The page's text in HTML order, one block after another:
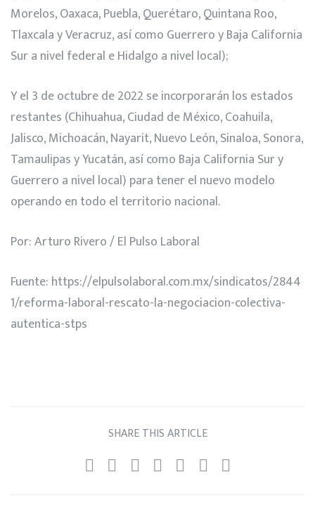
Morelos, Oaxaca, Puebla, Querétaro, Quintana Roo,
Tlaxcala y Veracruz, así como Guerrero y Baja California
Sur a nivel federal e Hidalgo a nivel local);
Y el 3 de octubre de 2022 se incorporarán los estados
restantes (Chihuahua, Ciudad de México, Coahuila,
Jalisco, Michoacán, Nayarit, Nuevo León, Sinaloa, Sonora,
Tamaulipas y Yucatán, así como Baja California Sur y
Guerrero a nivel local) para tener el nuevo modelo
operando en todo el territorio nacional.
Por: Arturo Rivero / El Pulso Laboral
Fuente: https://elpulsolaboral.com.mx/sindicatos/2844
1/reforma-laboral-rescato-la-negociacion-colectiva-
autentica-stps
SHARE THIS ARTICLE